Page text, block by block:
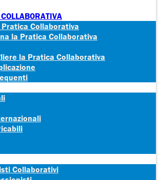
Pratica Collaborativa
la Pratica Collaborativa
la Pratica Collaborativa
Collaborativi